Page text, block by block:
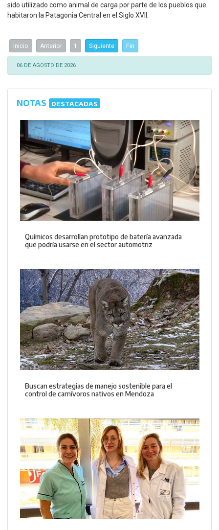
sido utilizado como animal de carga por parte de los pueblos que
habitaron la Patagonia Central en el Siglo XVII.
Inicio Anterior 1 Siguiente Fin
06 DE AGOSTO DE 2026
NOTAS DESTACADAS
Químicos desarrollan prototipo de batería avanzada
que podría usarse en el sector automotriz
Buscan estrategias de manejo sostenible para el
control de carnívoros nativos en Mendoza